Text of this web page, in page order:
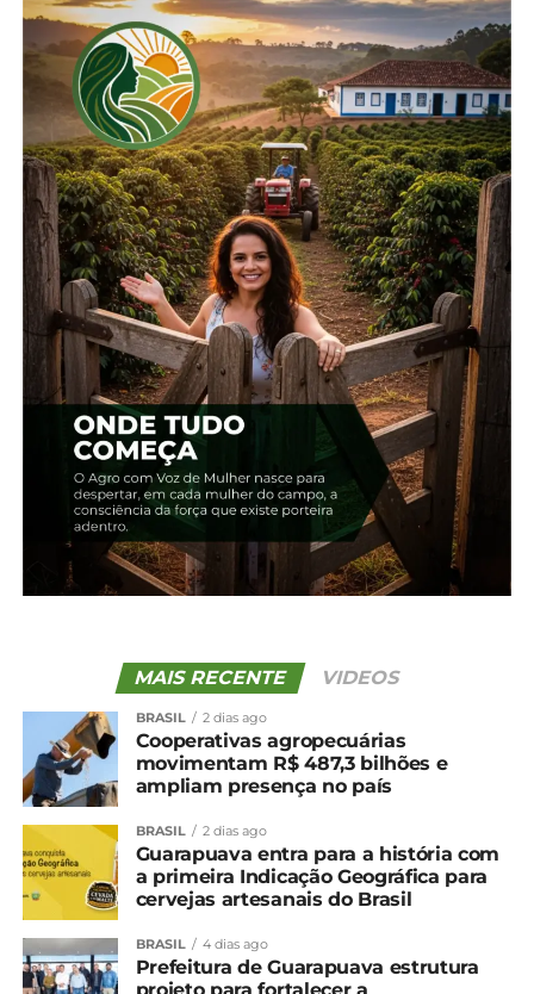
Facebook 18+
Relacionado
Baixa demanda pressiona
cotações de trigo no
Brasil
13 de agosto, 2024
Em "Brasil"
Trigo: Preços no RS
atraem compradores de
outros estados
26 de novembro, 2024
Em "Brasil"
Produtores de trigo estão
atentos ao clima
22 de outubro, 2024
Em "Brasil"
TÓPICOS RELACIONADOS:
UP NEXT
Começou a colheita da segunda safra de
milho 2023/24 no Paraná
conforme as regiões do Estado
MAIS RECENTE VIDEOS
BRASIL 2 dias ago
Cooperativas agropecuárias
movimentam R$ 487,3 bilhões e
ampliam presença no país
BRASIL 2 dias ago
Guarapuava entra para a história com
a primeira Indicação Geográfica para
cervejas artesanais do Brasil
BRASIL 4 dias ago
Prefeitura de Guarapuava estrutura